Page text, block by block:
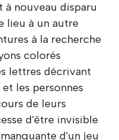
à nouveau disparu
lieu à un autre
à la recherche
colorés
lettres décrivant
les personnes
de leurs
d'être invisible
d'un jeu